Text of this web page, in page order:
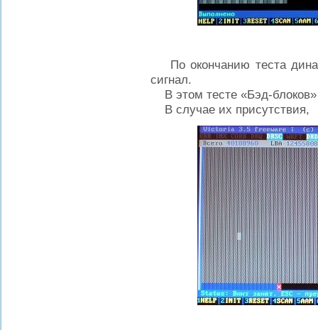
По окончанию теста
сигнал.
В этом тесте «Бэд-
В случае их присутствия,